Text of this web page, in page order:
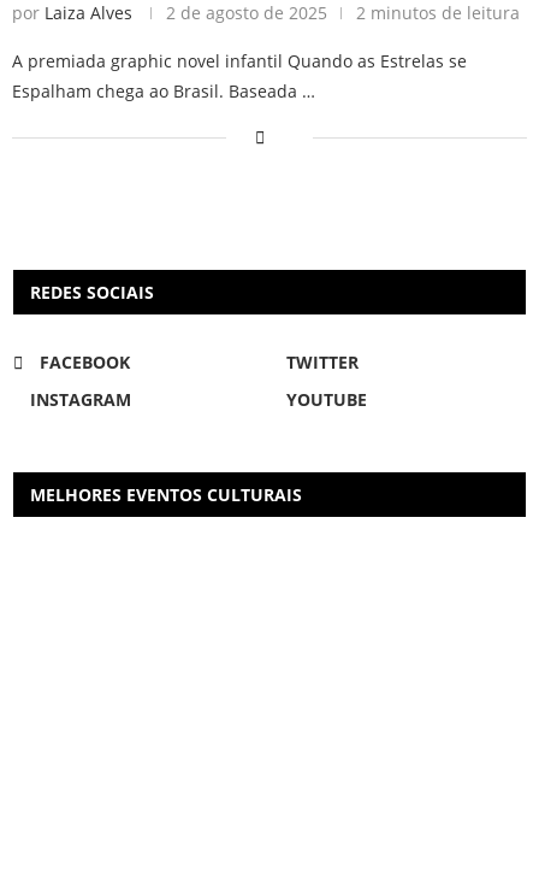
por Laiza Alves 2 de agosto de 2025 2 minutos de leitura
A premiada graphic novel infantil Quando as Estrelas se
Espalham chega ao Brasil. Baseada …
REDES SOCIAIS
FACEBOOK
TWITTER
INSTAGRAM
YOUTUBE
MELHORES EVENTOS CULTURAIS